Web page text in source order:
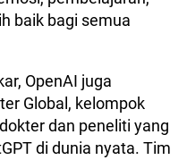
baik bagi semua
OpenAI juga
Global, kelompok
dan peneliti yang
di dunia nyata. Tim